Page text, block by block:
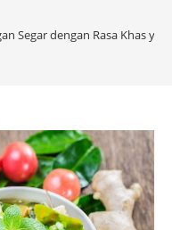
Segar dengan Rasa Khas